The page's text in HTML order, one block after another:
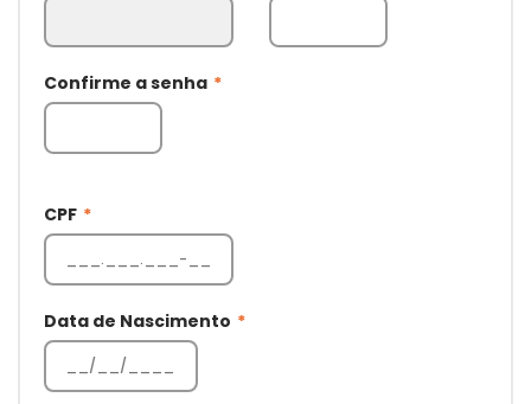
Confirme a senha *
CPF *
Data de Nascimento *